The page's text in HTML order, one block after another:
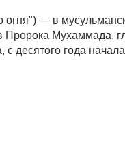
огня") — в
Мухаммада,
десятого года